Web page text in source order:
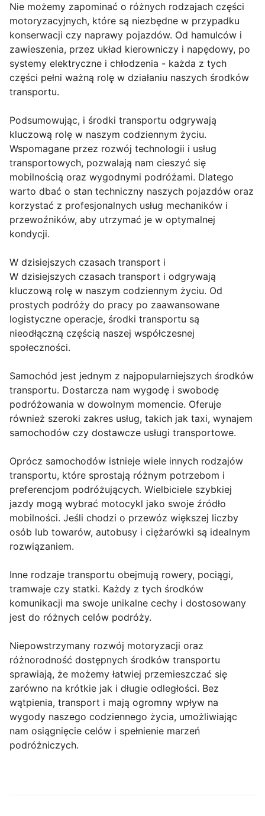
Nie możemy zapominać o różnych rodzajach części
motoryzacyjnych, które są niezbędne w przypadku
konserwacji czy naprawy pojazdów. Od hamulców i
zawieszenia, przez układ kierowniczy i napędowy, po
systemy elektryczne i chłodzenia - każda z tych
części pełni ważną rolę w działaniu naszych środków
transportu.
Podsumowując, i środki transportu odgrywają
kluczową rolę w naszym codziennym życiu.
Wspomagane przez rozwój technologii i usług
transportowych, pozwalają nam cieszyć się
mobilnością oraz wygodnymi podróżami. Dlatego
warto dbać o stan techniczny naszych pojazdów oraz
korzystać z profesjonalnych usług mechaników i
przewoźników, aby utrzymać je w optymalnej
kondycji.
W dzisiejszych czasach transport i
W dzisiejszych czasach transport i odgrywają
kluczową rolę w naszym codziennym życiu. Od
prostych podróży do pracy po zaawansowane
logistyczne operacje, środki transportu są
nieodłączną częścią naszej współczesnej
społeczności.
Samochód jest jednym z najpopularniejszych środków
transportu. Dostarcza nam wygodę i swobodę
podróżowania w dowolnym momencie. Oferuje
również szeroki zakres usług, takich jak taxi, wynajem
samochodów czy dostawcze usługi transportowe.
Oprócz samochodów istnieje wiele innych rodzajów
transportu, które sprostają różnym potrzebom i
preferencjom podróżujących. Wielbiciele szybkiej
jazdy mogą wybrać motocykl jako swoje źródło
mobilności. Jeśli chodzi o przewóz większej liczby
osób lub towarów, autobusy i ciężarówki są idealnym
rozwiązaniem.
Inne rodzaje transportu obejmują rowery, pociągi,
tramwaje czy statki. Każdy z tych środków
komunikacji ma swoje unikalne cechy i dostosowany
jest do różnych celów podróży.
Niepowstrzymany rozwój motoryzacji oraz
różnorodność dostępnych środków transportu
sprawiają, że możemy łatwiej przemieszczać się
zarówno na krótkie jak i długie odległości. Bez
wątpienia, transport i mają ogromny wpływ na
wygody naszego codziennego życia, umożliwiając
nam osiągnięcie celów i spełnienie marzeń
podróżniczych.